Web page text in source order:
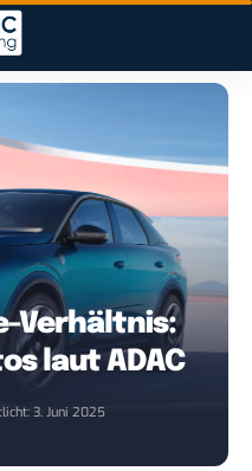
Verhältnis:
laut ADAC
3. Juni 2025